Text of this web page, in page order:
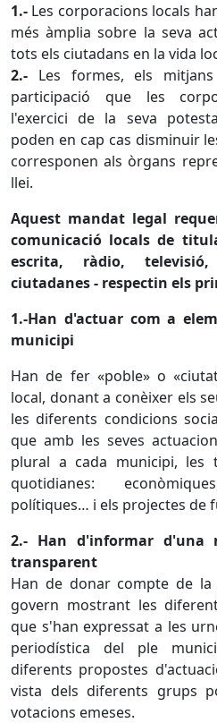
1.- Les corporacions locals
més àmplia sobre la seva
tots els ciutadans en la vida
2.- Les formes, els
participació que les
l'exercici de la seva
poden en cap cas disminuir
corresponen als òrgans
llei.
Aquest mandat legal
comunicació locals de
escrita, ràdio,
ciutadanes - respectin els
1.-Han d'actuar com a
municipi
Han de fer «poble» o
local, donant a conèixer els
les diferents condicions
que amb les seves
plural a cada municipi, les
quotidianes:
polítiques… i els projectes de
2.- Han d'informar d'una
transparent
Han de donar compte de
govern mostrant les
que s'han expressat a les
periodística del ple
diferents propostes
vista dels diferents grups
votacions emeses.